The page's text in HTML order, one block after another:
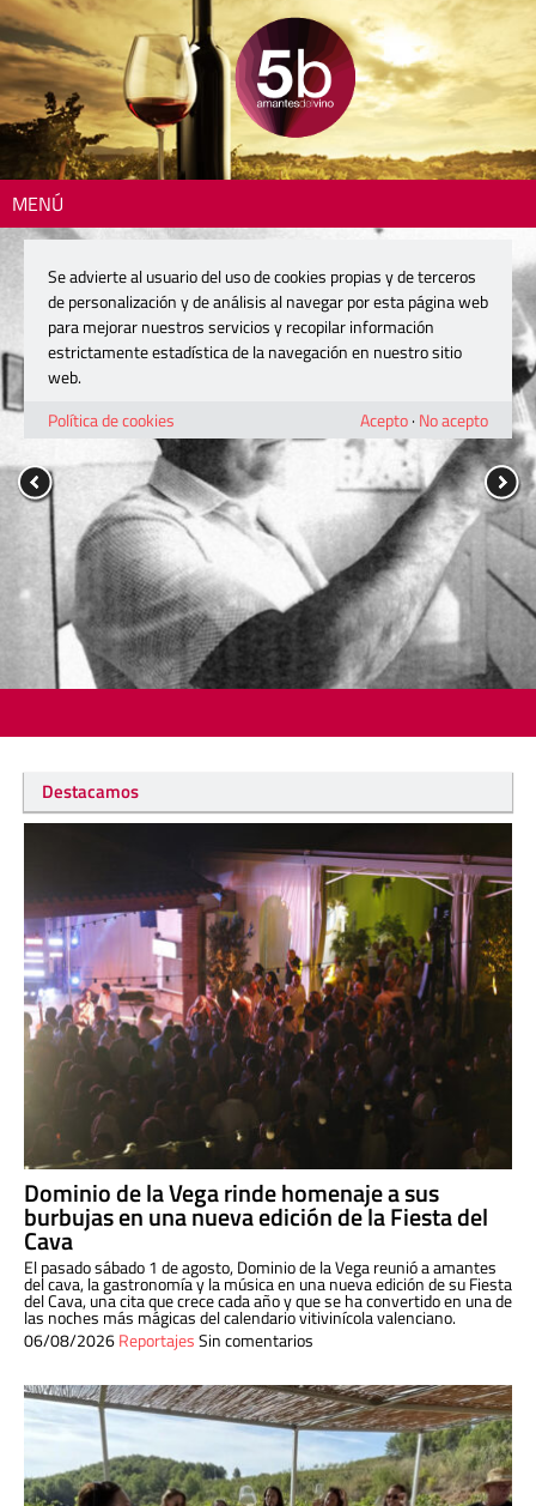
MENÚ
Destacamos
Dominio de la Vega rinde homenaje a sus
burbujas en una nueva edición de la Fiesta del
Cava
El pasado sábado 1 de agosto, Dominio de la Vega reunió a amantes
del cava, la gastronomía y la música en una nueva edición de su Fiesta
del Cava, una cita que crece cada año y que se ha convertido en una de
las noches más mágicas del calendario vitivinícola valenciano.
06/08/2026ReportajesSin comentarios
Se advierte al usuario del uso de cookies propias y de terceros
de personalización y de análisis al navegar por esta página web
para mejorar nuestros servicios y recopilar información
estrictamente estadística de la navegación en nuestro sitio
web.
Política de cookies
Acepto· No acepto